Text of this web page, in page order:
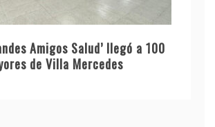
Amigos Salud’ llegó a 100
de Villa Mercedes